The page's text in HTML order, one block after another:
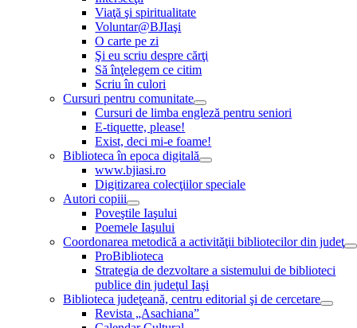
Viaţă şi spiritualitate
Voluntar@BJIaşi
O carte pe zi
Şi eu scriu despre cărţi
Să înţelegem ce citim
Scriu în culori
Cursuri pentru comunitate
Cursuri de limba engleză pentru seniori
E-tiquette, please!
Exist, deci mi-e foame!
Biblioteca în epoca digitală
www.bjiasi.ro
Digitizarea colecţiilor speciale
Autori copiii
Poveştile Iaşului
Poemele Iaşului
Coordonarea metodică a activităţii bibliotecilor din judeţ
ProBiblioteca
Strategia de dezvoltare a sistemului de biblioteci
publice din judeţul Iaşi
Biblioteca judeţeană, centru editorial şi de cercetare
Revista „Asachiana”